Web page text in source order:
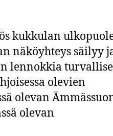
kukkulan
näköyhteys säilyy
lennokkia
olevien
olevan
olevan